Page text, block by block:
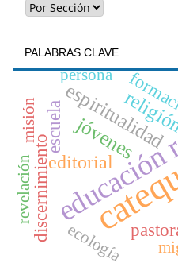
PALABRAS CLAVE
jóvenes
espiritualidad
editorial
discernimiento
escuela
revelación
ecología
persona
misión